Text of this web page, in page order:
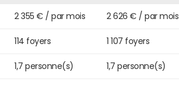
2 355 € / par mois 2 626 € / par mois
114 foyers 1 107 foyers
1,7 personne(s) 1,7 personne(s)